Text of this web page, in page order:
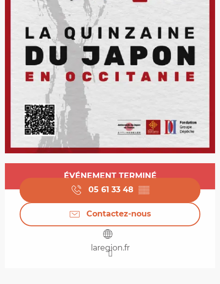
Ouverture et coordonnées
ÉVÉNEMENT TERMINÉ
05 61 33 48 ▒▒
Contactez-nous
laregion.fr